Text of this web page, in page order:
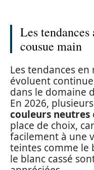
Les
cousue main
Les tendances
évoluent
dans le domaine
En 2026,
couleurs neutres
place de choix,
facilement à une
teintes comme le
le blanc cassé